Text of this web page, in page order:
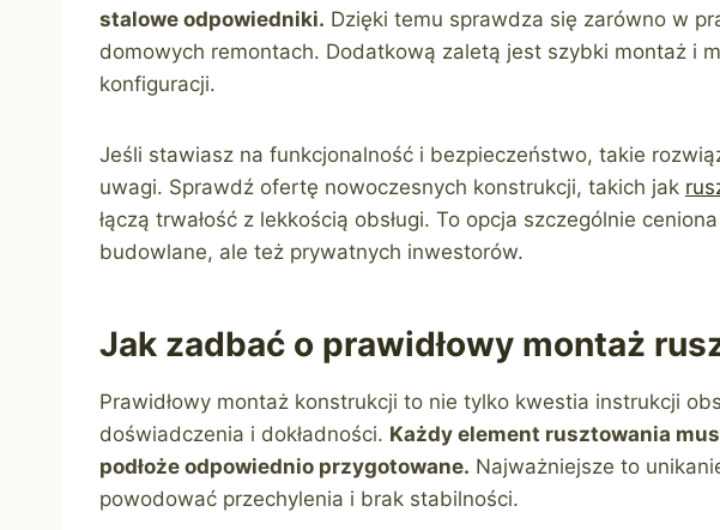
stalowe odpowiedniki. Dzięki temu sprawdza się zarówno w
domowych remontach. Dodatkową zaletą jest szybki montaż i
konfiguracji.
Jeśli stawiasz na funkcjonalność i bezpieczeństwo, takie
uwagi. Sprawdź ofertę nowoczesnych konstrukcji, takich jak
łączą trwałość z lekkością obsługi. To opcja szczególnie
budowlane, ale też prywatnych inwestorów.
Jak zadbać o prawidłowy montaż
Prawidłowy montaż konstrukcji to nie tylko kwestia instrukcji
doświadczenia i dokładności. Każdy element rusztowania
podłoże odpowiednio przygotowane. Najważniejsze to
powodować przechylenia i brak stabilności.